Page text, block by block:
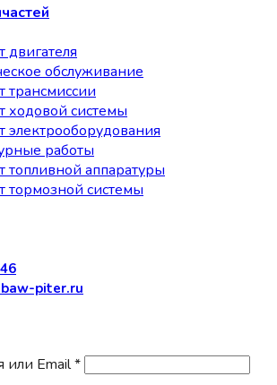
двигателя
обслуживание
трансмиссии
ходовой системы
электрооборудования
работы
топливной аппаратуры
тормозной системы
piter.ru
или Email*